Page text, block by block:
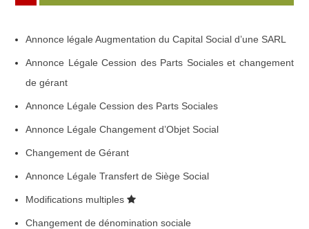
Annonce légale Augmentation du Capital Social d’une SARL
Annonce Légale Cession des Parts Sociales et changement
de gérant
Annonce Légale Cession des Parts Sociales
Annonce Légale Changement d’Objet Social
Changement de Gérant
Annonce Légale Transfert de Siège Social
Modifications multiples
Changement de dénomination sociale